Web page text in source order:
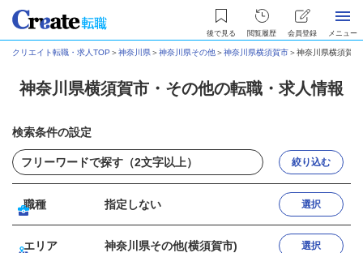
後で見る 閲覧履歴 会員登録 メニュー
クリエイト転職・求人TOP ＞神奈川県＞神奈川県その他＞神奈川県横須賀市＞神奈川県横須賀
神奈川県横須賀市・その他の転職・求人情報
検索条件の設定
絞り込む
職種 指定しない 選択
エリア 神奈川県その他(横須賀市) 選択